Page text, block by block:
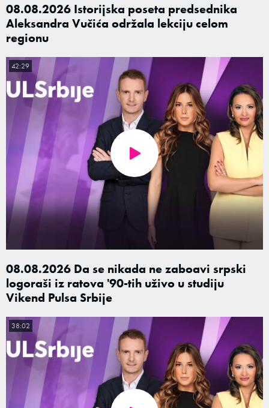
08.08.2026 Istorijska poseta predsednika
Aleksandra Vučića održala lekciju celom
regionu
08.08.2026 Da se nikada ne zaboavi srpski
logoraši iz ratova '90-tih uživo u studiju
Vikend Pulsa Srbije
42:29
38:02